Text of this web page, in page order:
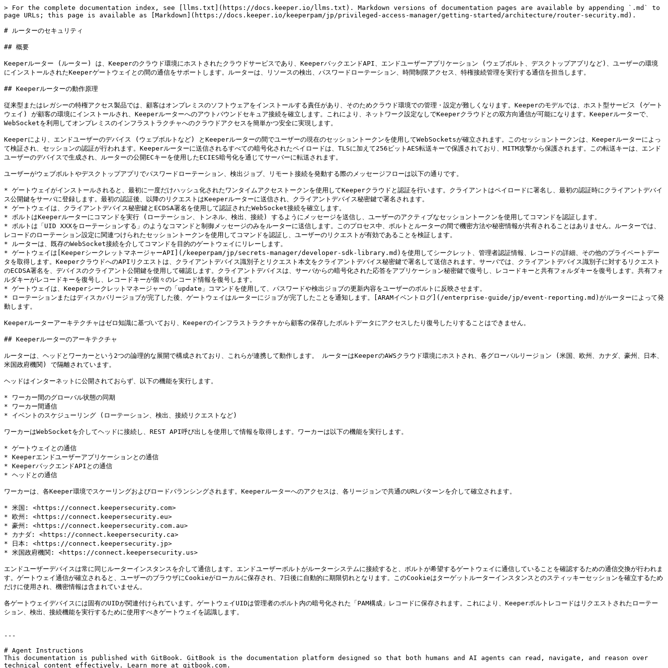
> For the complete documentation index, see [llms.txt](https://docs.keeper.io/llms.txt). Markdown versions of documentation pages are available by appending `.md` to
page URLs; this page is available as [Markdown](https://docs.keeper.io/keeperpam/jp/privileged-access-manager/getting-started/architecture/router-security.md).
# ルーターのセキュリティ
## 概要
Keeperルーター (ルーター) は、Keeperのクラウド環境にホストされたクラウドサービスであり、KeeperバックエンドAPI、エンドユーザーアプリケーション (ウェブボルト、デスクトップアプリなど)、ユーザーの環境
にインストールされたKeeperゲートウェイとの間の通信をサポートします。ルーターは、リソースの検出、パスワードローテーション、時間制限アクセス、特権接続管理を実行する通信を担当します。
## Keeperルーターの動作原理
従来型またはレガシーの特権アクセス製品では、顧客はオンプレミスのソフトウェアをインストールする責任があり、そのためクラウド環境での管理・設定が難しくなります。Keeperのモデルでは、ホスト型サービス (ゲート
ウェイ) が顧客の環境にインストールされ、Keeperルーターへのアウトバウンドセキュア接続を確立します。これにより、ネットワーク設定なしでKeeperクラウドとの双方向通信が可能になります。Keeperルーターで、
WebSocketを利用してオンプレミスのインフラストラクチャへのクラウドアクセスを簡単かつ安全に実現します。
Keeperにより、エンドユーザーのデバイス (ウェブボルトなど) とKeeperルーターの間でユーザーの現在のセッショントークンを使用してWebSocketsが確立されます。このセッショントークンは、Keeperルーターによっ
て検証され、セッションの認証が行われます。Keeperルーターに送信されるすべての暗号化されたペイロードは、TLSに加えて256ビットAES転送キーで保護されており、MITM攻撃から保護されます。この転送キーは、エンド
ユーザーのデバイスで生成され、ルーターの公開ECキーを使用したECIES暗号化を通じてサーバーに転送されます。
ユーザーがウェブボルトやデスクトップアプリでパスワードローテーション、検出ジョブ、リモート接続を発動する際のメッセージフローは以下の通りです。
* ゲートウェイがインストールされると、最初に一度だけハッシュ化されたワンタイムアクセストークンを使用してKeeperクラウドと認証を行います。クライアントはペイロードに署名し、最初の認証時にクライアントデバイ
ス公開鍵をサーバに登録します。最初の認証後、以降のリクエストはKeeperルーターに送信され、クライアントデバイス秘密鍵で署名されます。
* ゲートウェイは、クライアントデバイス秘密鍵とECDSA署名を使用して認証されたWebSocket接続を確立します。
* ボルトはKeeperルーターにコマンドを実行 (ローテーション、トンネル、検出、接続) するようにメッセージを送信し、ユーザーのアクティブなセッショントークンを使用してコマンドを認証します。
* ボルトは「UID XXXをローテーションする」のようなコマンドと制御メッセージのみをルーターに送信します。このプロセス中、ボルトとルーターの間で機密方法や秘密情報が共有されることはありません。ルーターでは、
レコードのローテーション設定に関連つけられたセッショントークンを使用してコマンドを認証し、ユーザーのリクエストが有効であることを検証します。
* ルーターは、既存のWebSocket接続を介してコマンドを目的のゲートウェイにリレーします。
* ゲートウェイは[KeeperシークレットマネージャーAPI](/keeperpam/jp/secrets-manager/developer-sdk-library.md)を使用してシークレット、管理者認証情報、レコードの詳細、その他のプライベートデー
タを取得します。KeeperクラウドへのAPIリクエストは、クライアントデバイス識別子とリクエスト本文をクライアントデバイス秘密鍵で署名して送信されます。サーバでは、クライアントデバイス識別子に対するリクエスト
のECDSA署名を、デバイスのクライアント公開鍵を使用して確認します。クライアントデバイスは、サーバからの暗号化された応答をアプリケーション秘密鍵で復号し、レコードキーと共有フォルダキーを復号します。共有フォ
ルダキーがレコードキーを復号し、レコードキーが個々のレコード情報を復号します。
* ゲートウェイは、Keeperシークレットマネージャーの「update」コマンドを使用して、パスワードや検出ジョブの更新内容をユーザーのボルトに反映させます。
* ローテーションまたはディスカバリージョブが完了した後、ゲートウェイはルーターにジョブが完了したことを通知します。[ARAMイベントログ](/enterprise-guide/jp/event-reporting.md)がルーターによって発
動します。
Keeperルーターアーキテクチャはゼロ知識に基づいており、Keeperのインフラストラクチャから顧客の保存したボルトデータにアクセスしたり復号したりすることはできません。
## Keeperルーターのアーキテクチャ
ルーターは、ヘッドとワーカーという2つの論理的な展開で構成されており、これらが連携して動作します。 ルーターはKeeperのAWSクラウド環境にホストされ、各グローバルリージョン (米国、欧州、カナダ、豪州、日本、
米国政府機関) で隔離されています。
ヘッドはインターネットに公開されておらず、以下の機能を実行します。
* ワーカー間のグローバル状態の同期
* ワーカー間通信
* イベントのスケジューリング (ローテーション、検出、接続リクエストなど)
ワーカーはWebSocketを介してヘッドに接続し、REST API呼び出しを使用して情報を取得します。ワーカーは以下の機能を実行します。
* ゲートウェイとの通信
* Keeperエンドユーザーアプリケーションとの通信
* KeeperバックエンドAPIとの通信
* ヘッドとの通信
ワーカーは、各Keeper環境でスケーリングおよびロードバランシングされます。Keeperルーターへのアクセスは、各リージョンで共通のURLパターンを介して確立されます。
* 米国: <https://connect.keepersecurity.com>
* 欧州: <https://connect.keepersecurity.eu>
* 豪州: <https://connect.keepersecurity.com.au>
* カナダ: <https://connect.keepersecurity.ca>
* 日本: <https://connect.keepersecurity.jp>
* 米国政府機関: <https://connect.keepersecurity.us>
エンドユーザーデバイスは常に同じルーターインスタンスを介して通信します。エンドユーザーボルトがルーターシステムに接続すると、ボルトが希望するゲートウェイに通信していることを確認するための通信交換が行われま
す。ゲートウェイ通信が確立されると、ユーザーのブラウザにCookieがローカルに保存され、7日後に自動的に期限切れとなります。このCookieはターゲットルーターインスタンスとのスティッキーセッションを確立するため
だけに使用され、機密情報は含まれていません。
各ゲートウェイデバイスには固有のUIDが関連付けられています。ゲートウェイUIDは管理者のボルト内の暗号化された「PAM構成」レコードに保存されます。これにより、Keeperボルトレコードはリクエストされたローテー
ション、検出、接続機能を実行するために使用すべきゲートウェイを認識します。
---
# Agent Instructions
This documentation is published with GitBook. GitBook is the documentation platform designed so that both humans and AI agents can read, navigate, and reason over
technical content effectively. Learn more at gitbook.com.